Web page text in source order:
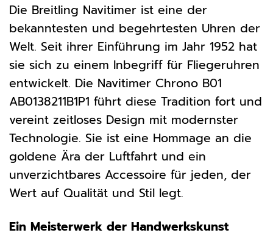
Die Breitling Navitimer ist eine der
bekanntesten und begehrtesten Uhren der
Welt. Seit ihrer Einführung im Jahr 1952 hat
sie sich zu einem Inbegriff für Fliegeruhren
entwickelt. Die Navitimer Chrono B01
AB0138211B1P1 führt diese Tradition fort und
vereint zeitloses Design mit modernster
Technologie. Sie ist eine Hommage an die
goldene Ära der Luftfahrt und ein
unverzichtbares Accessoire für jeden, der
Wert auf Qualität und Stil legt.
Ein Meisterwerk der Handwerkskunst